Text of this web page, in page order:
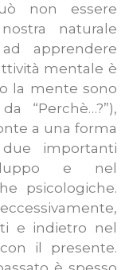
non essere
naturale
apprendere
mentale è
la mente sono
“Perchè…?”),
a una forma
importanti
e nel
psicologiche.
e indietro nel
il presente.